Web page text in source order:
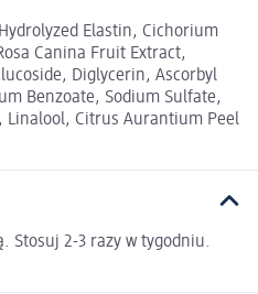
Elastin, Cichorium
Canina Fruit Extract,
Diglycerin, Ascorbyl
Benzoate, Sodium Sulfate,
Linalool, Citrus Aurantium Peel
Stosuj 2-3 razy w tygodniu.